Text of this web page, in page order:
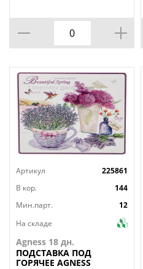
Артикул
225861
В кор.
144
Мин.парт.
12
На складе
Agness 18 дн.
ПОДСТАВКА ПОД
ГОРЯЧЕЕ AGNESS